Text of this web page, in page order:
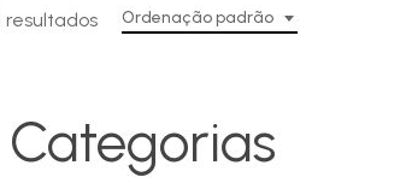
Ordenação padrão
resultados
Categorias